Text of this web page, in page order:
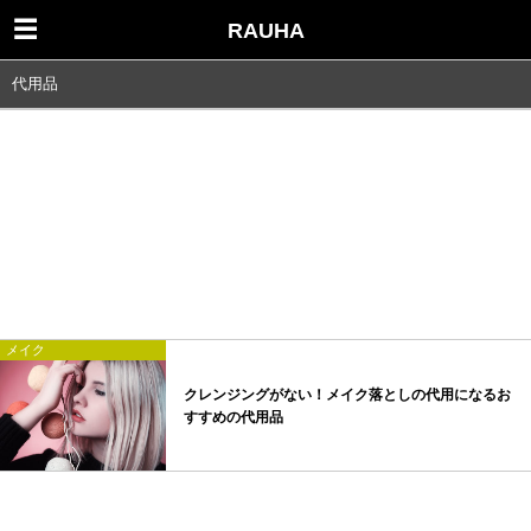
RAUHA
代用品
メイク
クレンジングがない！メイク落としの代用になるお
すすめの代用品